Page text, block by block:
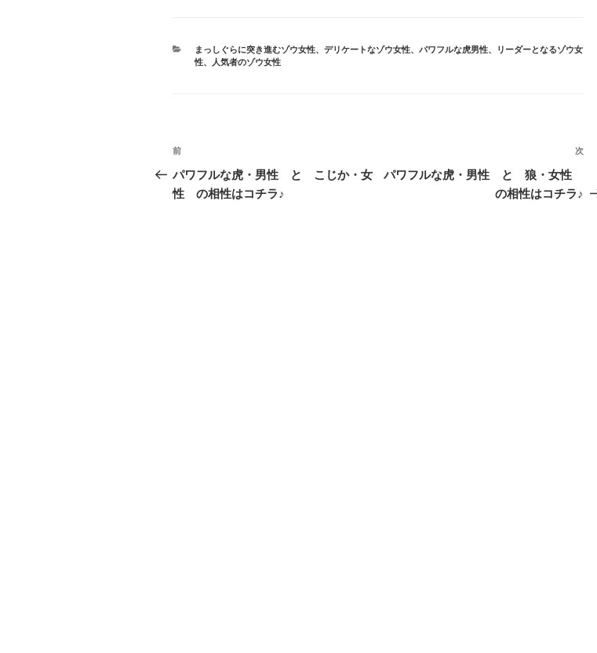
カ
テ
まっしぐらに突き進むゾウ女性、 デリケートなゾウ女性、 パワフルな虎男性、
リーダーとなるゾウ女
性、 人気者のゾウ女性
投
稿
ナ
前
の
投
前
パワフルな虎・男性 と こじか・女
性 の相性はコチラ♪
次
投
次
パワフルな虎・男性 と 狼・女性
の相性はコチラ♪